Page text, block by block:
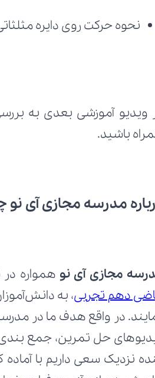
نحوه حرکت روی دایره
ویدیو آموزشی بعدی به
باشید.
مدرسه مجازی آی نو
مجازی آی نو همواره در
دهم تجربی